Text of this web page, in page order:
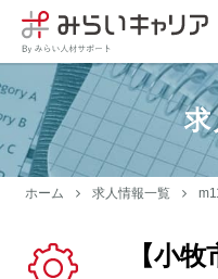
ホーム 求人情報一覧
【小